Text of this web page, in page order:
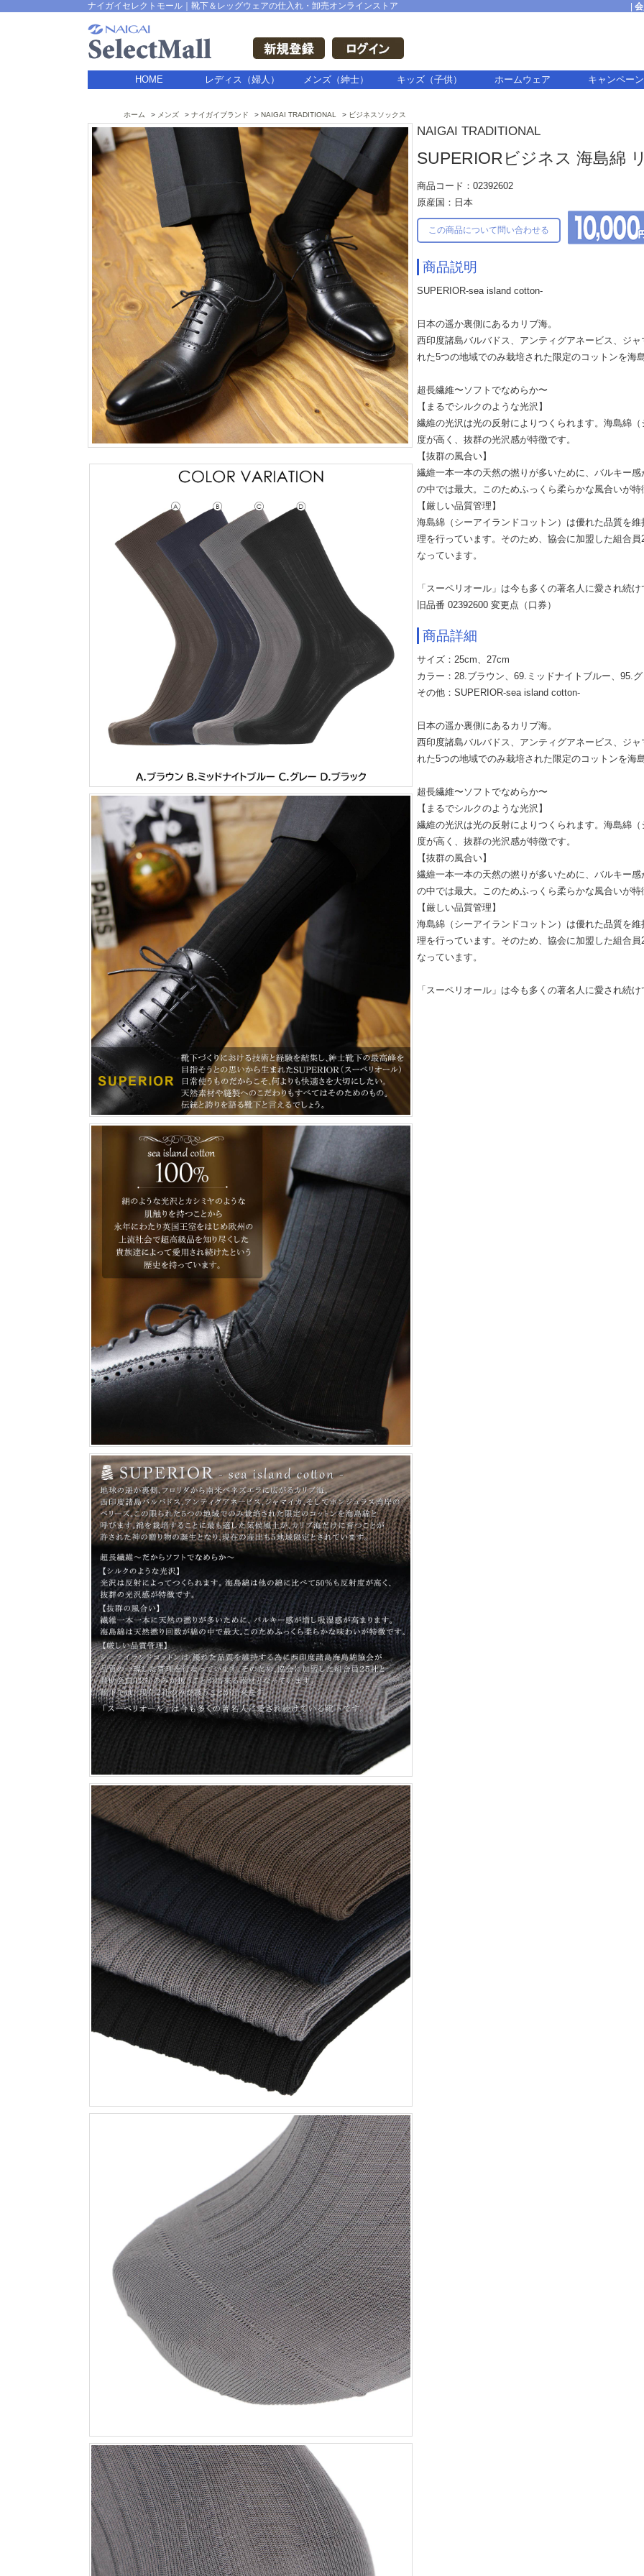
ナイガイセレクトモール｜靴下＆レッグウェアの仕入れ・卸売オンラインストア
HOME レディス（婦人） メンズ（紳士） キッズ（子供） ホームウェア キャンペーン
ホーム メンズ ナイガイブランド NAIGAI TRADITIONAL ビジネスソックス
NAIGAI TRADITIONAL
SUPERIORビジネス 海島綿
商品コード：02392602
原産国：日本
この商品について問い合わせる
商品説明
SUPERIOR-sea island cotton-
日本の遥か裏側にあるカリブ海。
西印度諸島バルバドス、アンティグアネービス、ジ
れた5つの地域でのみ栽培された限定のコットンを海
超長繊維〜ソフトでなめらか〜
【まるでシルクのような光沢】
繊維の光沢は光の反射によりつくられます。海島綿
度が高く、抜群の光沢感が特徴です。
【抜群の風合い】
繊維一本一本の天然の撚りが多いために、バルキー
の中では最大。このためふっくら柔らかな風合いが特
【厳しい品質管理】
海島綿（シーアイランドコットン）は優れた品質を
理を行っています。そのため、協会に加盟した組合
なっています。
「スーペリオール」は今も多くの著名人に愛され続け
旧品番 02392600 変更点（口券）
商品詳細
サイズ：25cm、27cm
カラー：28.ブラウン、69.ミッドナイトブルー、95.
その他：SUPERIOR-sea island cotton-
日本の遥か裏側にあるカリブ海。
西印度諸島バルバドス、アンティグアネービス、ジ
れた5つの地域でのみ栽培された限定のコットンを海
超長繊維〜ソフトでなめらか〜
【まるでシルクのような光沢】
繊維の光沢は光の反射によりつくられます。海島綿
度が高く、抜群の光沢感が特徴です。
【抜群の風合い】
繊維一本一本の天然の撚りが多いために、バルキー
の中では最大。このためふっくら柔らかな風合いが特
【厳しい品質管理】
海島綿（シーアイランドコットン）は優れた品質を
理を行っています。そのため、協会に加盟した組合
なっています。
「スーペリオール」は今も多くの著名人に愛され続け